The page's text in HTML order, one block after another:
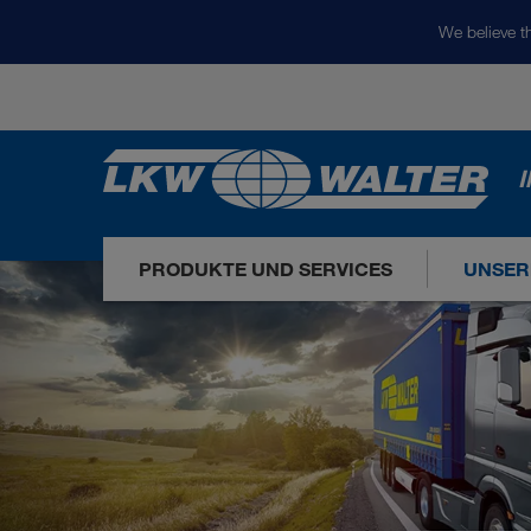
We believe
PRODUKTE UND SERVICES